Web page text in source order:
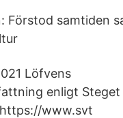
Förstod samtiden
Löfvens
enligt Steget
www.svt